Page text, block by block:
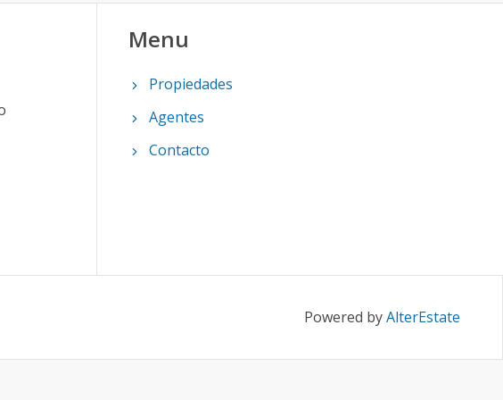
Menu
Propiedades
Agentes
Contacto
Powered byAlterEstate